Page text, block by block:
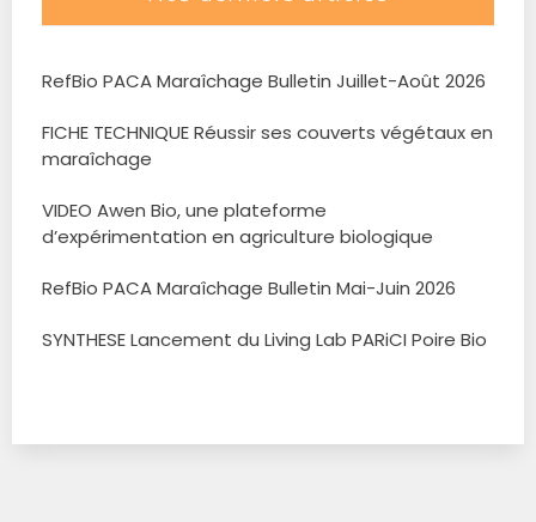
RefBio PACA Maraîchage Bulletin Juillet-Août 2026
FICHE TECHNIQUE Réussir ses couverts végétaux en
maraîchage
VIDEO Awen Bio, une plateforme
d’expérimentation en agriculture biologique
RefBio PACA Maraîchage Bulletin Mai-Juin 2026
SYNTHESE Lancement du Living Lab PARiCI Poire Bio